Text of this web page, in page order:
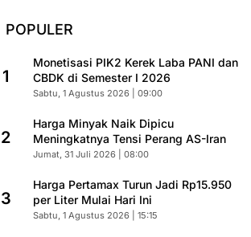
POPULER
1
Monetisasi PIK2 Kerek Laba PANI dan
CBDK di Semester I 2026
Sabtu, 1 Agustus 2026 | 09:00
2
Harga Minyak Naik Dipicu
Meningkatnya Tensi Perang AS-Iran
Jumat, 31 Juli 2026 | 08:00
3
Harga Pertamax Turun Jadi Rp15.950
per Liter Mulai Hari Ini
Sabtu, 1 Agustus 2026 | 15:15